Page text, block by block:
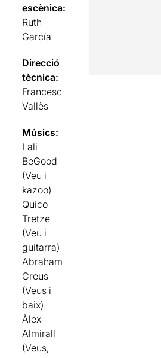
escènica:
Ruth
García
Direcció
tècnica:
Francesc
Vallès
Músics:
Lali
BeGood
(Veu i
kazoo)
Quico
Tretze
(Veu i
guitarra)
Abraham
Creus
(Veus i
baix)
Àlex
Almirall
(Veus,